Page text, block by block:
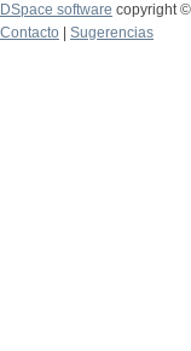
DSpace software copyright
Contacto
Sugerencias